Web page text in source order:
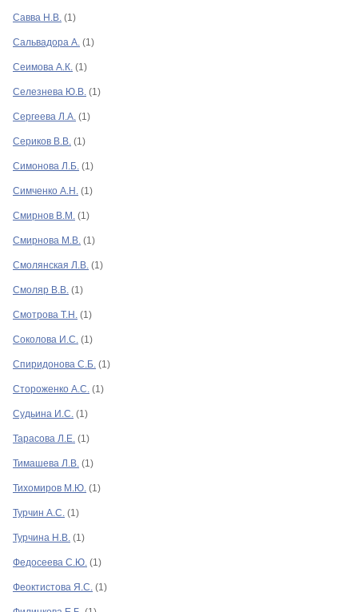
Савва Н.В. (1)
Сальвадора А. (1)
Сеимова А.К. (1)
Селезнева Ю.В. (1)
Сергеева Л.А. (1)
Сериков В.В. (1)
Симонова Л.Б. (1)
Симченко А.Н. (1)
Смирнов В.М. (1)
Смирнова М.В. (1)
Смолянская Л.В. (1)
Смоляр В.В. (1)
Смотрова Т.Н. (1)
Соколова И.С. (1)
Спиридонова С.Б. (1)
Стороженко А.С. (1)
Судьина И.С. (1)
Тарасова Л.Е. (1)
Тимашева Л.В. (1)
Тихомиров М.Ю. (1)
Турчин А.С. (1)
Турчина Н.В. (1)
Федосеева С.Ю. (1)
Феоктистова Я.С. (1)